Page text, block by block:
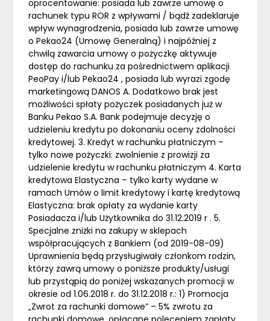
oprocentowanie: posiada lub zawrze umowę o
rachunek typu ROR z wpływami / bądź zadeklaruje
wpływ wynagrodzenia, posiada lub zawrze umowę
o Pekao24 (Umowę Generalną) i najpóźniej z
chwilą zawarcia umowy o pożyczkę aktywuje
dostęp do rachunku za pośrednictwem aplikacji
PeoPay i/lub Pekao24 , posiada lub wyrazi zgodę
marketingową DANOS A. Dodatkowo brak jest
możliwości spłaty pożyczek posiadanych już w
Banku Pekao S.A. Bank podejmuje decyzję o
udzieleniu kredytu po dokonaniu oceny zdolności
kredytowej. 3. Kredyt w rachunku płatniczym –
tylko nowe pożyczki: zwolnienie z prowizji za
udzielenie kredytu w rachunku płatniczym 4. Karta
kredytowa Elastyczna – tylko karty wydane w
ramach Umów o limit kredytowy i kartę kredytową
Elastyczna: brak opłaty za wydanie karty
Posiadacza i/lub Użytkownika do 31.12.2019 r . 5.
Specjalne zniżki na zakupy w sklepach
współpracujących z Bankiem (od 2019-08-09)
Uprawnienia będą przysługiwały członkom rodzin,
którzy zawrą umowy o poniższe produkty/usługi
lub przystąpią do poniżej wskazanych promocji w
okresie od 1.06.2018 r. do 31.12.2018 r.: 1) Promocja
„Zwrot za rachunki domowe” – 5% zwrotu za